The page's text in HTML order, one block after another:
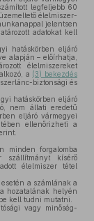
legfeljebb 60
élelmiszer-
jelentsen
adatokat kell
hatáskörben eljáró
alapján – előírhatja,
élelmiszereket
a (3) bekezdés
biztonsági és
hatáskörben eljáró
nem állati eredetű
eljáró vármegyei
ellenőrizheti a
minden forgalomba
szállítmányt kísérő
élelmiszer tétel
a számlának a
hozatalának helyén
kell tudni mutatni.
vagy minőség-